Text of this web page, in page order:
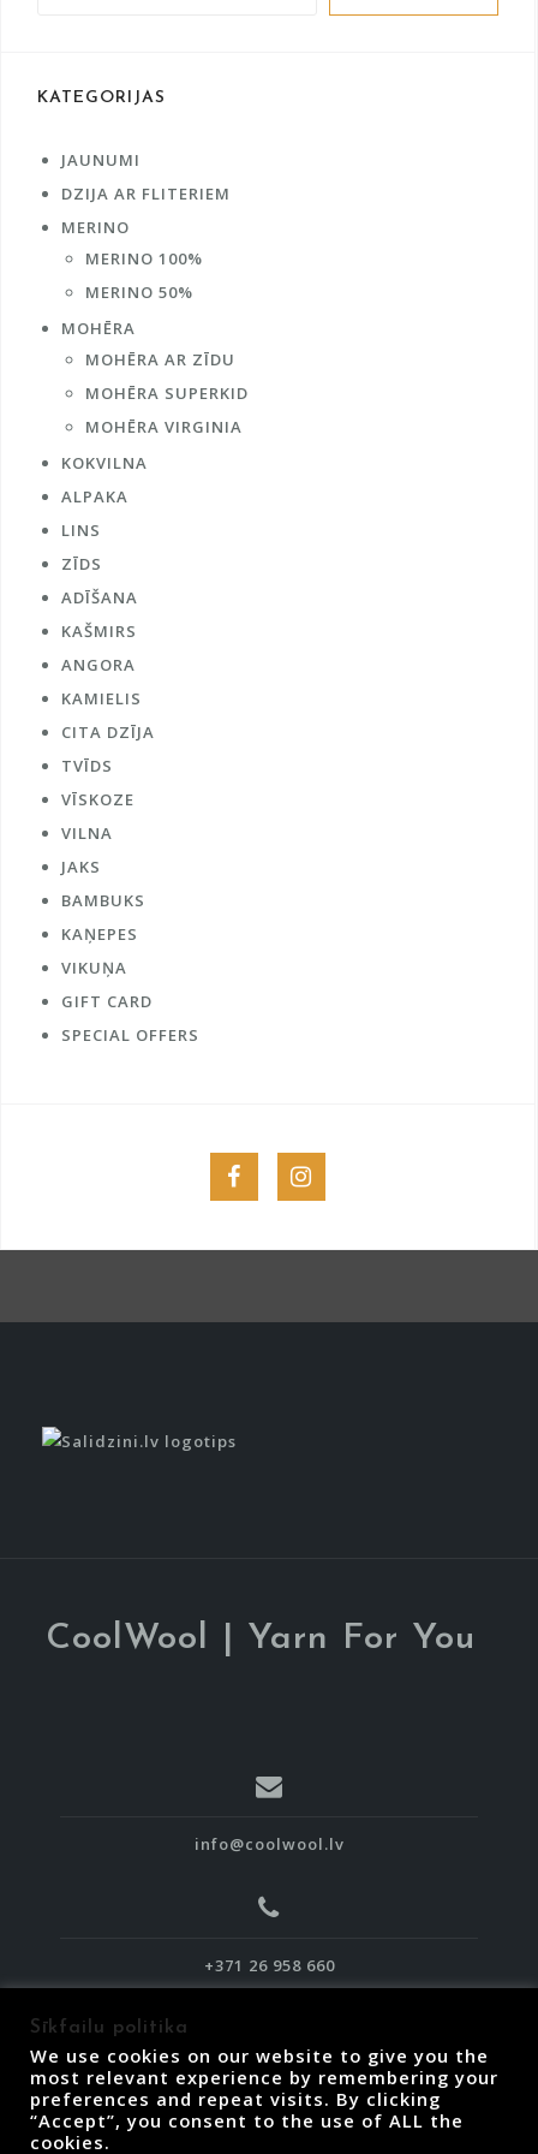
KATEGORIJAS
JAUNUMI
DZIJA AR FLITERIEM
MERINO
MERINO 100%
MERINO 50%
MOHĒRA
MOHĒRA AR ZĪDU
MOHĒRA SUPERKID
MOHĒRA VIRGINIA
KOKVILNA
ALPAKA
LINS
ZĪDS
ADĪŠANA
KAŠMIRS
ANGORA
KAMIELIS
CITA DZĪJA
TVĪDS
VĪSKOZE
VILNA
JAKS
BAMBUKS
KAŅEPES
VIKUŅA
GIFT CARD
SPECIAL OFFERS
CoolWool | Yarn For You
info@coolwool.lv
+371 26 958 660
Sīkfailu politika
We use cookies on our website to give you the
most relevant experience by remembering your
preferences and repeat visits. By clicking
“Accept”, you consent to the use of ALL the
cookies.